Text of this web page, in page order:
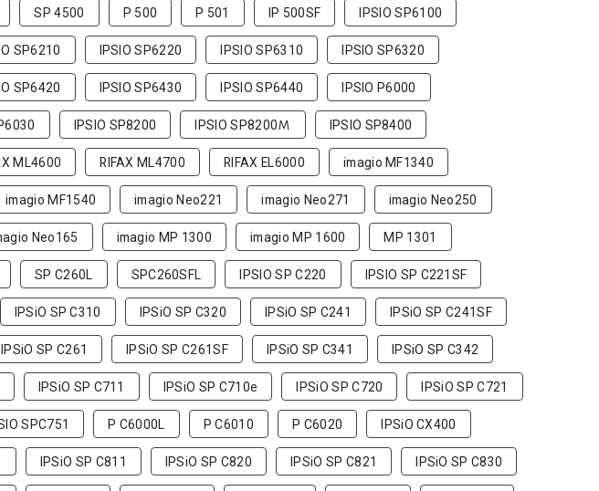
SP 4500 P 500 P 501 IP 500SF IPSIO SP6100
SP6210 IPSIO SP6220 IPSIO SP6310 IPSIO SP6320
SP6420 IPSIO SP6430 IPSIO SP6440 IPSIO P6000
IPSIO SP8200 IPSIO SP8200Ｍ IPSIO SP8400
ML4600 RIFAX ML4700 RIFAX EL6000 imagio MF1340
imagio MF1540 imagio Neo221 imagio Neo271 imagio Neo250
Neo165 imagio MP 1300 imagio MP 1600 MP 1301
SP C260L SPC260SFL IPSIO SP C220 IPSIO SP C221SF
IPSiO SP C310 IPSiO SP C320 IPSiO SP C241 IPSiO SP C241SF
IPSiO SP C261 IPSiO SP C261SF IPSiO SP C341 IPSiO SP C342
IPSiO SP C711 IPSiO SP C710e IPSiO SP C720 IPSiO SP C721
SPC751 P C6000L P C6010 P C6020 IPSiO CX400
IPSiO SP C811 IPSiO SP C820 IPSiO SP C821 IPSiO SP C830